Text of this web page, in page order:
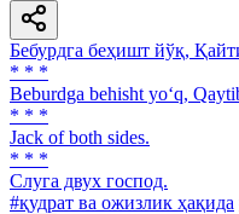
Бебурдга беҳишт йўқ,
* * *
Beburdga behisht yo‘q,
* * *
Jack of both sides.
* * *
Слуга двух господ.
#қудрат ва ожизлик ҳақида